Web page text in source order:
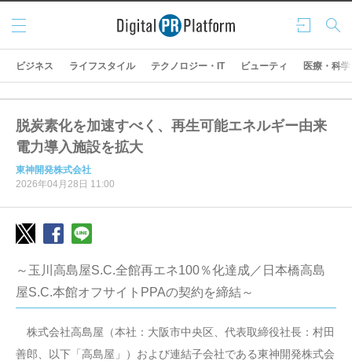
ログ
イン
検索
メニ
ュー
ビジネス ライフスタイル テクノロジー・IT ビューティ 医療・科学
脱炭素化を加速すべく、再生可能エネルギー由来
電力導入施設を拡大
東神開発株式会社
2026年04月28日 11:00
～玉川高島屋S.C.全館再エネ100％化達成／日本橋高島
屋S.C.本館オフサイトPPAの契約を締結～
株式会社高島屋（本社：大阪市中央区、代表取締役社長：村田
善郎、以下「高島屋」）および連結子会社である東神開発株式会